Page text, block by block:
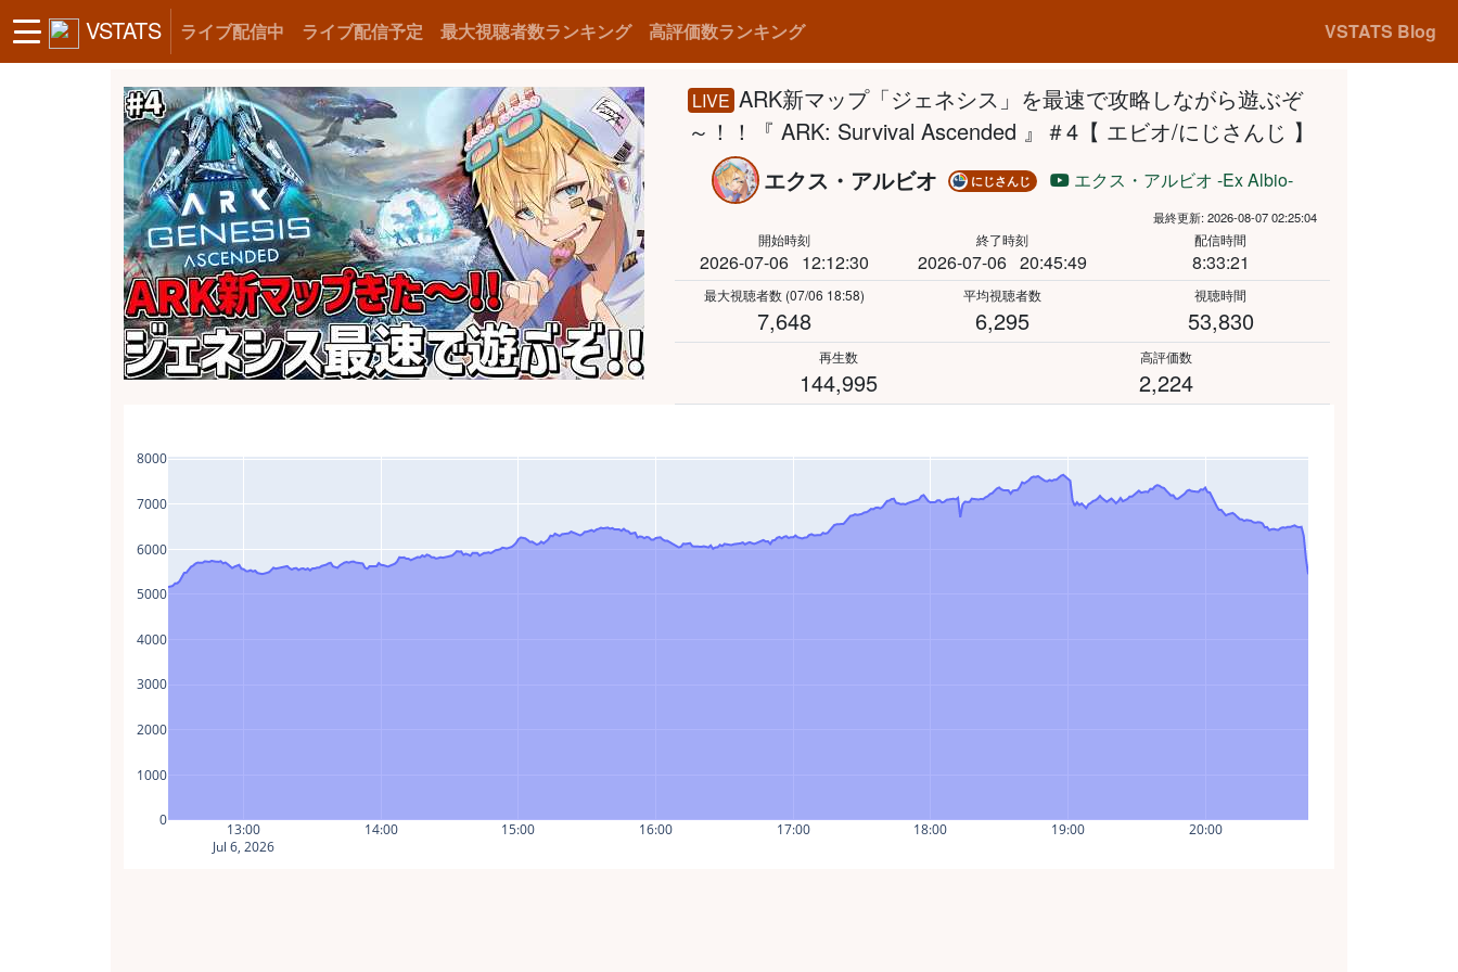
VSTATS ライブ配信中 ライブ配信予定 最大視聴者数ランキング 高評価数ランキング VSTATS Blog
LIVE ARK新マップ「ジェネシス」を最速で攻略しながら遊ぶぞ
～！！『 ARK: Survival Ascended 』＃4【 エビオ/にじさんじ 】
エクス・アルビオ
にじさんじ エクス・アルビオ -Ex Albio-
最終更新: 2026-08-07 02:25:04
開始時刻
2026-07-06 12:12:30
終了時刻
2026-07-06 20:45:49
配信時間
8:33:21
最大視聴者数 (07/06 18:58)
7,648
平均視聴者数
6,295
視聴時間
53,830
再生数
144,995
高評価数
2,224
13:00
Jul 6, 2026
14:00 15:00 16:00 17:00 18:00 19:00 20:00
0
1000
2000
3000
4000
5000
6000
7000
8000